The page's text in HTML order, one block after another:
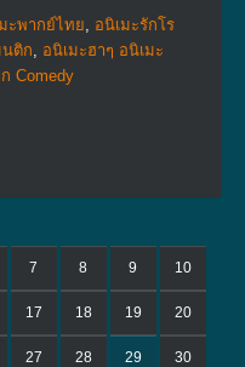
ะพากย์ไทย, อนิเมะรักโร
นติก, อนิเมะฮาๆ อนิเมะ
Comedy
7 8 9 10
17 18 19 20
27 28 29 30